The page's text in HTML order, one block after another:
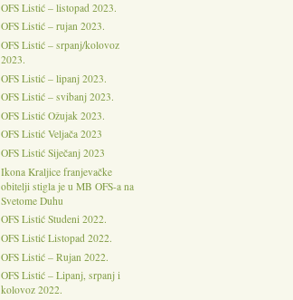
OFS Listić – listopad 2023.
OFS Listić – rujan 2023.
OFS Listić – srpanj/kolovoz
2023.
OFS Listić – lipanj 2023.
OFS Listić – svibanj 2023.
OFS Listić Ožujak 2023.
OFS Listić Veljača 2023
OFS Listić Siječanj 2023
Ikona Kraljice franjevačke
obitelji stigla je u MB OFS-a na
Svetome Duhu
OFS Listić Studeni 2022.
OFS Listić Listopad 2022.
OFS Listić – Rujan 2022.
OFS Listić – Lipanj, srpanj i
kolovoz 2022.